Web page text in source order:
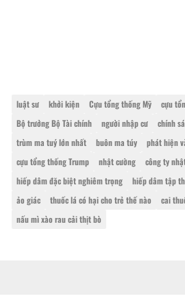
luật sư khởi kiện Cựu tổng thống Mỹ cựu
Bộ trưởng Bộ Tài chính
người nhập cư chính
trùm ma tuý lớn nhất
buôn ma túy phát hiện
cựu tổng thống Trump
nhật cường công ty
hiếp dâm đặc biệt nghiêm trọng
hiếp dâm tập
ảo giác
thuốc lá có hại cho trẻ thế nào cai
nấu mì xào rau cải thịt bò